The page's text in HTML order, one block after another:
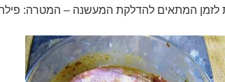
לזמן המתאים להדלקת המעשנה – המטרה: